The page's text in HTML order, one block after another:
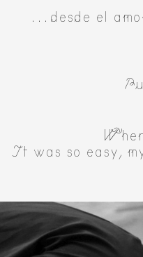
...desde el
It was so easy,